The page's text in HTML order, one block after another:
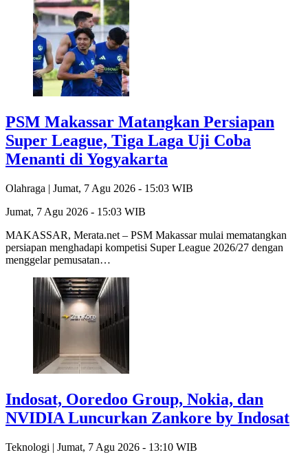
PSM Makassar Matangkan Persiapan
Super League, Tiga Laga Uji Coba
Menanti di Yogyakarta
Olahraga | Jumat, 7 Agu 2026 - 15:03 WIB
Jumat, 7 Agu 2026 - 15:03 WIB
MAKASSAR, Merata.net – PSM Makassar mulai mematangkan
persiapan menghadapi kompetisi Super League 2026/27 dengan
menggelar pemusatan…
Indosat, Ooredoo Group, Nokia, dan
NVIDIA Luncurkan Zankore by Indosat
Teknologi | Jumat, 7 Agu 2026 - 13:10 WIB